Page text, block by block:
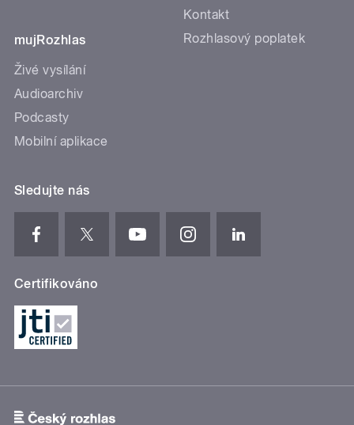
mujRozhlas
Živé vysílání
Audioarchiv
Podcasty
Mobilní aplikace
Kontakt
Rozhlasový poplatek
Sledujte nás
Certifikováno